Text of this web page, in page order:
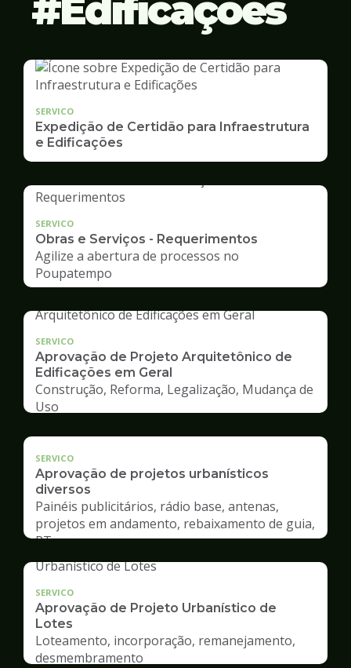
SERVICO
Expedição de Certidão para Infraestrutura
e Edificações
SERVICO
Obras e Serviços - Requerimentos
Agilize a abertura de processos no
Poupatempo
SERVICO
Aprovação de Projeto Arquitetônico de
Edificações em Geral
Construção, Reforma, Legalização, Mudança de
Uso
SERVICO
Aprovação de projetos urbanísticos
diversos
Painéis publicitários, rádio base, antenas,
projetos em andamento, rebaixamento de guia,
RT
SERVICO
Aprovação de Projeto Urbanístico de
Lotes
Loteamento, incorporação, remanejamento,
desmembramento